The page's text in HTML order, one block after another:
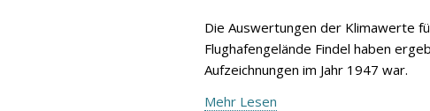
Die Auswertungen der Klimawerte
Flughafengelände Findel haben
Aufzeichnungen im Jahr 1947 war.
Mehr Lesen